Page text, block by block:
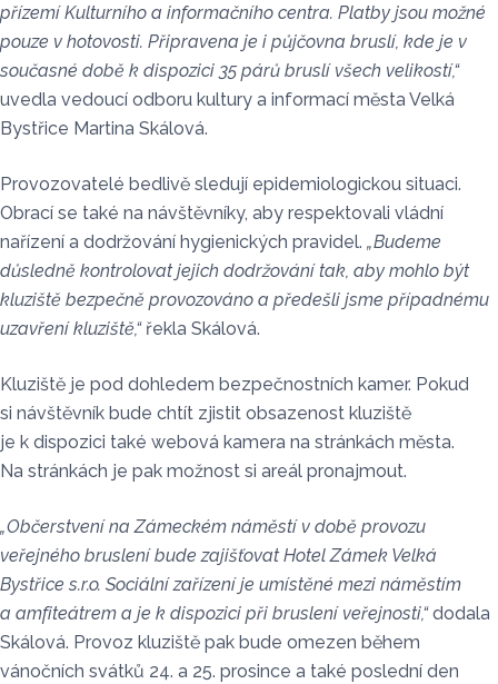
přízemí Kulturního a informačního centra. Platby jsou možné
pouze v hotovosti. Připravena je i půjčovna bruslí, kde je v
současné době k dispozici 35 párů bruslí všech velikostí,“
uvedla vedoucí odboru kultury a informací města Velká
Bystřice Martina Skálová.
Provozovatelé bedlivě sledují epidemiologickou situaci.
Obrací se také na návštěvníky, aby respektovali vládní
nařízení a dodržování hygienických pravidel. „Budeme
důsledně kontrolovat jejich dodržování tak, aby mohlo být
kluziště bezpečně provozováno a předešli jsme případnému
uzavření kluziště,“ řekla Skálová.
Kluziště je pod dohledem bezpečnostních kamer. Pokud
si návštěvník bude chtít zjistit obsazenost kluziště
je k dispozici také webová kamera na stránkách města.
Na stránkách je pak možnost si areál pronajmout.
„Občerstvení na Zámeckém náměstí v době provozu
veřejného bruslení bude zajišťovat Hotel Zámek Velká
Bystřice s.r.o. Sociální zařízení je umístěné mezi náměstím
a amfiteátrem a je k dispozici při bruslení veřejnosti,“dodala
Skálová. Provoz kluziště pak bude omezen během
vánočních svátků 24. a 25. prosince a také poslední den